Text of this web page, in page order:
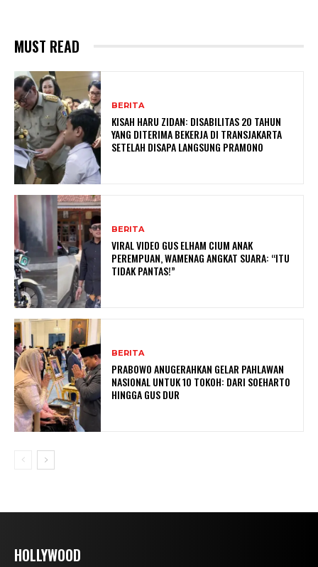
MUST READ
BERITA
KISAH HARU ZIDAN: DISABILITAS 20 TAHUN
YANG DITERIMA BEKERJA DI TRANSJAKARTA
SETELAH DISAPA LANGSUNG PRAMONO
BERITA
VIRAL VIDEO GUS ELHAM CIUM ANAK
PEREMPUAN, WAMENAG ANGKAT SUARA: “ITU
TIDAK PANTAS!”
BERITA
PRABOWO ANUGERAHKAN GELAR PAHLAWAN
NASIONAL UNTUK 10 TOKOH: DARI SOEHARTO
HINGGA GUS DUR
HOLLYWOOD